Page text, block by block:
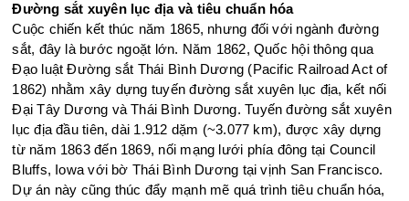
Đường sắt xuyên lục địa và tiêu chuẩn hóa
Cuộc chiến kết thúc năm 1865, nhưng đối với ngành đường
sắt, đây là bước ngoặt lớn. Năm 1862, Quốc hội thông qua
Đạo luật Đường sắt Thái Bình Dương (Pacific Railroad Act of
1862) nhằm xây dựng tuyến đường sắt xuyên lục địa, kết nối
Đại Tây Dương và Thái Bình Dương. Tuyến đường sắt xuyên
lục địa đầu tiên, dài 1.912 dặm (~3.077 km), được xây dựng
từ năm 1863 đến 1869, nối mạng lưới phía đông tại Council
Bluffs, Iowa với bờ Thái Bình Dương tại vịnh San Francisco.
Dự án này cũng thúc đẩy mạnh mẽ quá trình tiêu chuẩn hóa,